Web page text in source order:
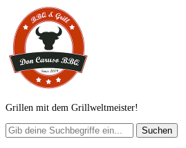
Grillen mit dem Grillweltmeister!